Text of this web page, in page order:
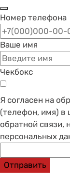
Номер телефона
Ваше имя
Чекбокс
Я согласен на
(телефон, имя) в
обратной связи,
персональных
Отправить